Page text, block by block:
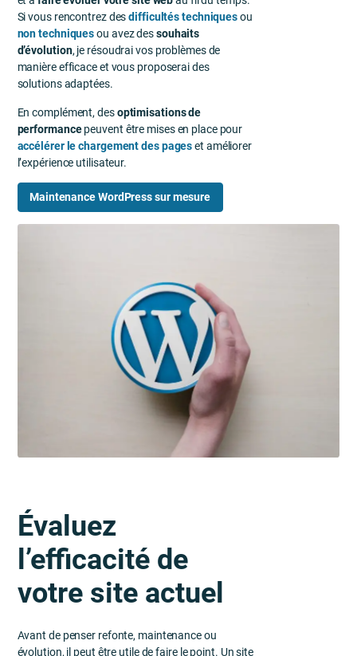
Si vous rencontrez desdifficultés techniquesou
non techniquesou avez dessouhaits
d’évolution, je résoudrai vos problèmes de
manière efficace et vous proposerai des
solutions adaptées.
En complément, desoptimisations de
performancepeuvent être mises en place pour
accélérer le chargement des pageset améliorer
l’expérience utilisateur.
Maintenance WordPress sur mesure
Évaluez
l’efficacité de
votre site actuel
Avant de penser refonte, maintenance ou
évolution, il peut être utile de faire le point. Un site